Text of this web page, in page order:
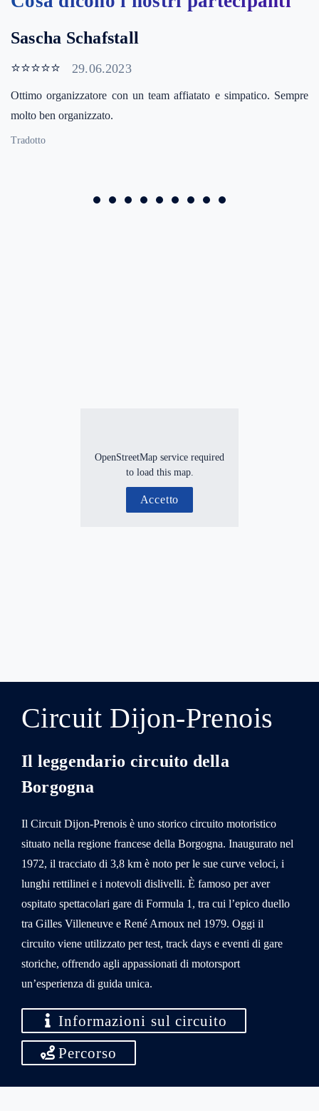
Sascha Schafstall
⭐⭐⭐⭐⭐ 29.06.2023
Ottimo organizzatore con un team affiatato e simpatico. Sempre
molto ben organizzato.
Tradotto
OpenStreetMap service required
to load this map.
Accetto
Circuit Dijon-Prenois
Il leggendario circuito della
Borgogna
Il Circuit Dijon-Prenois è uno storico circuito motoristico
situato nella regione francese della Borgogna. Inaugurato nel
1972, il tracciato di 3,8 km è noto per le sue curve veloci, i
lunghi rettilinei e i notevoli dislivelli. È famoso per aver
ospitato spettacolari gare di Formula 1, tra cui l’epico duello
tra Gilles Villeneuve e René Arnoux nel 1979. Oggi il
circuito viene utilizzato per test, track days e eventi di gare
storiche, offrendo agli appassionati di motorsport
un’esperienza di guida unica.
Informazioni sul circuito
Percorso